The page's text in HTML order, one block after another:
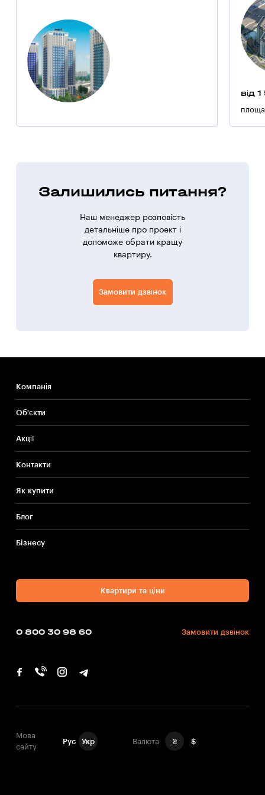
від
Залишились питання?
Наш менеджер розповість
детальніше про проект і
допоможе обрати кращу
квартиру.
Замовити дзвінок
Компанія
Об'єкти
Акції
Контакти
Як купити
Блог
Бiзнесу
Квартири та ціни
0 800 30 98 60 Замовити дзвінок
Мова
сайту
Рус Укр Валюта ₴ $